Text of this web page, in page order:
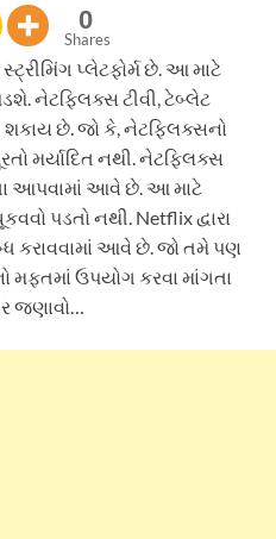
0
Shares
પ્લેટફોર્મ છે. આ માટે
નેટફ્લિક્સ ટીવી, ટેબ્લેટ
છે. જો કે, નેટફ્લિક્સનો
મર્યાદિત નથી. નેટફ્લિક્સ
આપવામાં આવે છે. આ માટે
પડતો નથી. Netflix દ્વારા
કરાવવામાં આવે છે. જો તમે પણ
ઉપયોગ કરવા માંગતા
જણાવો…